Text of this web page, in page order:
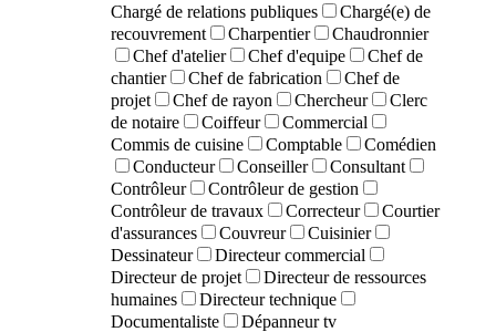
Chargé de relations publiques
Chargé(e) de
recouvrement
Charpentier
Chaudronnier
Chef d'atelier
Chef d'equipe
Chef de
chantier
Chef de fabrication
Chef de
projet
Chef de rayon Chercheur
Clerc
de notaire
Coiffeur
Commercial
Commis de cuisine
Comptable
Comédien
Conducteur
Conseiller
Consultant
Contrôleur
Contrôleur de gestion
Contrôleur de travaux
Correcteur
Courtier
d'assurances
Couvreur
Cuisinier
Dessinateur
Directeur commercial
Directeur de projet
Directeur de ressources
humaines
Directeur technique
Documentaliste
Dépanneur tv